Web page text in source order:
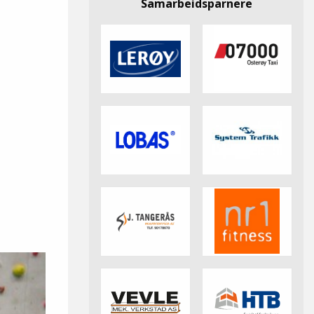
Samarbeidsparnere